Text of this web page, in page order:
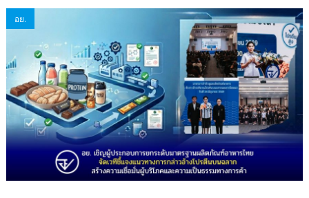
อย.